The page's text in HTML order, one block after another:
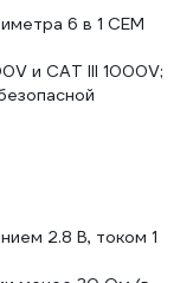
6 в 1 СЕМ
и CAT III 1000V;
2.8 В, током 1